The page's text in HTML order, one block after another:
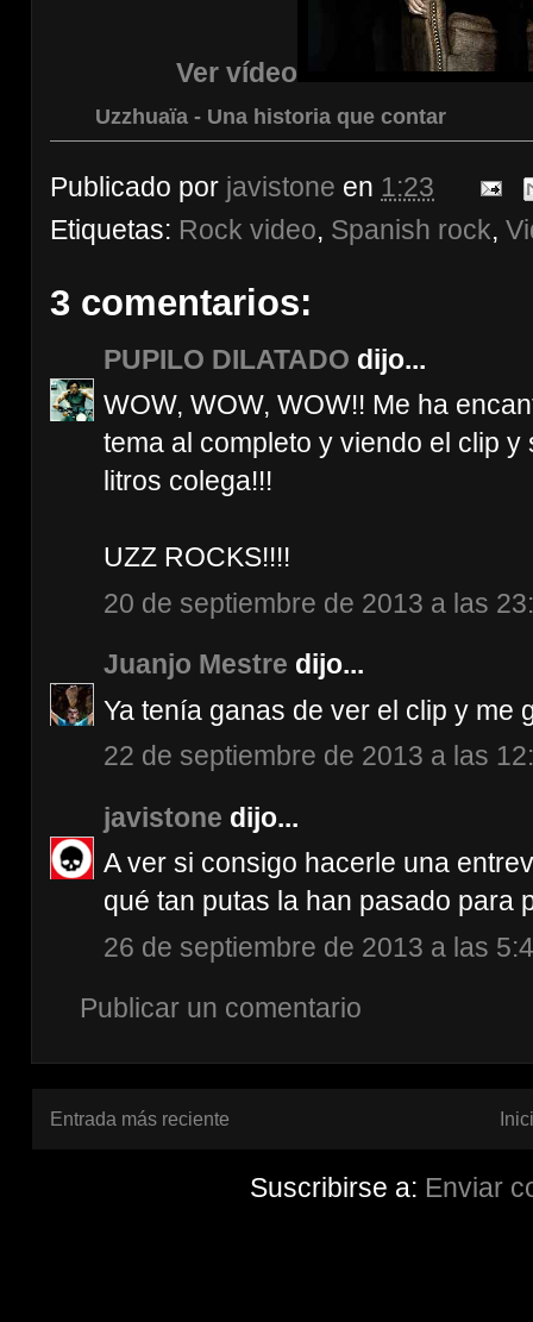
Ver vídeo
Uzzhuaïa - Una historia que contar
Publicado por javistone en 1:23
Etiquetas: Rock video, Spanish rock,
3 comentarios:
PUPILO DILATADO dijo...
WOW, WOW, WOW!! Me ha
tema al completo y viendo el clip
litros colega!!!
UZZ ROCKS!!!!
20 de septiembre de 2013 a las
Juanjo Mestre dijo...
Ya tenía ganas de ver el clip y me
22 de septiembre de 2013 a las
javistone dijo...
A ver si consigo hacerle una
qué tan putas la han pasado para
26 de septiembre de 2013 a las
Publicar un comentario
Entrada más reciente
Suscribirse a: Enviar